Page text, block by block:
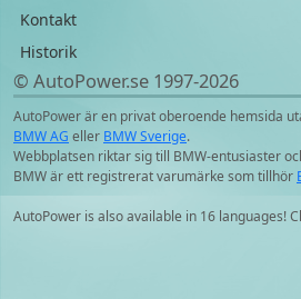
Kontakt
Historik
© AutoPower.se 1997‑2026
AutoPower är en privat oberoende hemsida
BMW AG eller BMW Sverige.
Webbplatsen riktar sig till BMW-entusiaster
BMW är ett registrerat varumärke som tillhör
AutoPower is also available in 16 languages!